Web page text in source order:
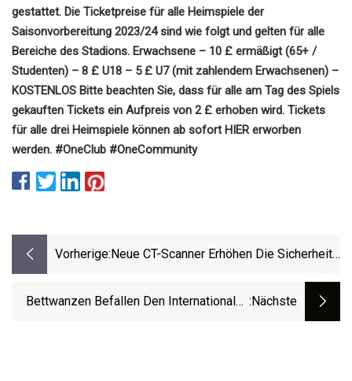
gestattet. Die Ticketpreise für alle Heimspiele der
Saisonvorbereitung 2023/24 sind wie folgt und gelten für alle
Bereiche des Stadions. Erwachsene – 10 £ ermäßigt (65+ /
Studenten) – 8 £ U18 – 5 £ U7 (mit zahlendem Erwachsenen) –
KOSTENLOS Bitte beachten Sie, dass für alle am Tag des Spiels
gekauften Tickets ein Aufpreis von 2 £ erhoben wird. Tickets
für alle drei Heimspiele können ab sofort HIER erworben
werden. #OneClub #OneCommunity
Vorherige: Neue CT-Scanner Erhöhen Die Sicherheit
Bettwanzen Befallen Den Internationalen :nächste